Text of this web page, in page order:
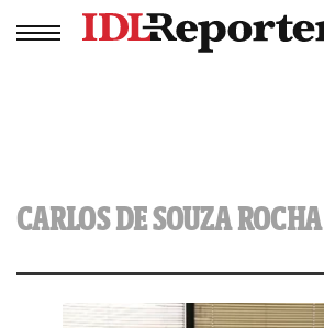
CARLOS DE SOUZA ROCHA